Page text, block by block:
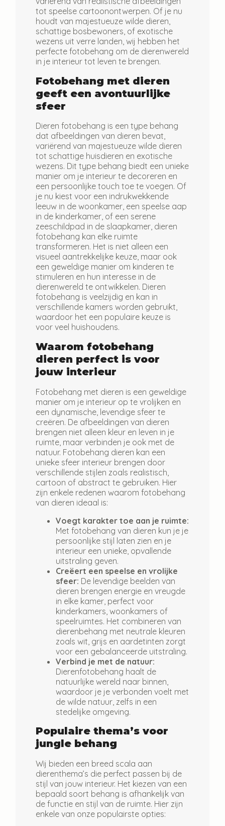
tot speelse cartoonontwerpen. Of je nu
houdt van majestueuze wilde dieren,
schattige bosbewoners, of exotische
wezens uit verre landen, wij hebben het
perfecte fotobehang om de dierenwereld
in je interieur tot leven te brengen.
Fotobehang met dieren
geeft een avontuurlijke
sfeer
Dieren fotobehang is een type behang
dat afbeeldingen van dieren bevat,
variërend van majestueuze wilde dieren
tot schattige huisdieren en exotische
wezens. Dit type behang biedt een unieke
manier om je interieur te decoreren en
een persoonlijke touch toe te voegen. Of
je nu kiest voor een indrukwekkende
leeuw in de woonkamer, een speelse aap
in de kinderkamer, of een serene
zeeschildpad in de slaapkamer, dieren
fotobehang kan elke ruimte
transformeren. Het is niet alleen een
visueel aantrekkelijke keuze, maar ook
een geweldige manier om kinderen te
stimuleren en hun interesse in de
dierenwereld te ontwikkelen. Dieren
fotobehang is veelzijdig en kan in
verschillende kamers worden gebruikt,
waardoor het een populaire keuze is
voor veel huishoudens.
Waarom fotobehang
dieren perfect is voor
jouw interieur
Fotobehang met dieren is een geweldige
manier om je interieur op te vrolijken en
een dynamische, levendige sfeer te
creëren. De afbeeldingen van dieren
brengen niet alleen kleur en leven in je
ruimte, maar verbinden je ook met de
natuur. Fotobehang dieren kan een
unieke sfeer interieur brengen door
verschillende stijlen zoals realistisch,
cartoon of abstract te gebruiken. Hier
zijn enkele redenen waarom fotobehang
van dieren ideaal is:
Voegt karakter toe aan je ruimte:
Met fotobehang van dieren kun je je
persoonlijke stijl laten zien en je
interieur een unieke, opvallende
uitstraling geven.
Creëert een speelse en vrolijke
sfeer: De levendige beelden van
dieren brengen energie en vreugde
in elke kamer, perfect voor
kinderkamers, woonkamers of
speelruimtes. Het combineren van
dierenbehang met neutrale kleuren
zoals wit, grijs en aardetinten zorgt
voor een gebalanceerde uitstraling.
Verbind je met de natuur:
Dierenfotobehang haalt de
natuurlijke wereld naar binnen,
waardoor je je verbonden voelt met
de wilde natuur, zelfs in een
stedelijke omgeving.
Populaire thema’s voor
jungle behang
Wij bieden een breed scala aan
dierenthema’s die perfect passen bij de
stijl van jouw interieur. Het kiezen van een
bepaald soort behang is afhankelijk van
de functie en stijl van de ruimte. Hier zijn
enkele van onze populairste opties: